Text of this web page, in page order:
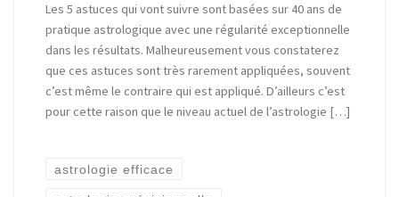
Les 5 astuces qui vont suivre sont basées sur 40 ans de
pratique astrologique avec une régularité exceptionnelle
dans les résultats. Malheureusement vous constaterez
que ces astuces sont très rarement appliquées, souvent
c’est même le contraire qui est appliqué. D’ailleurs c’est
pour cette raison que le niveau actuel de l’astrologie […]
astrologie efficace